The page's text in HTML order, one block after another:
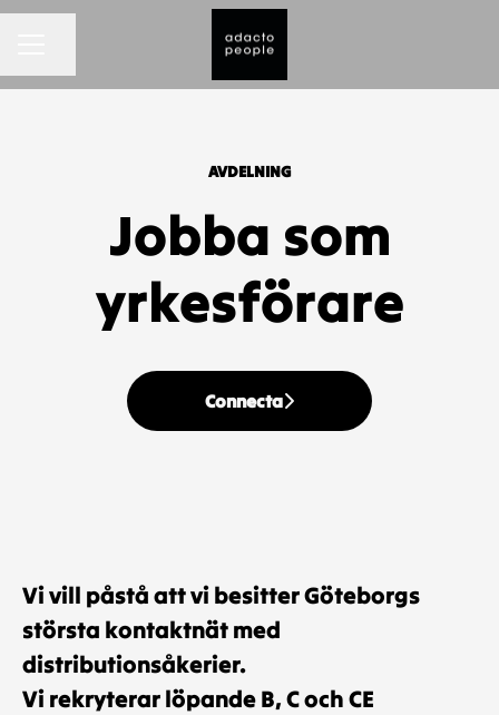
AVDELNING
Jobba som
yrkesförare
Connecta
Vi vill påstå att vi besitter Göteborgs
största kontaktnät med
distributionsåkerier.
Vi rekryterar löpande B, C och CE